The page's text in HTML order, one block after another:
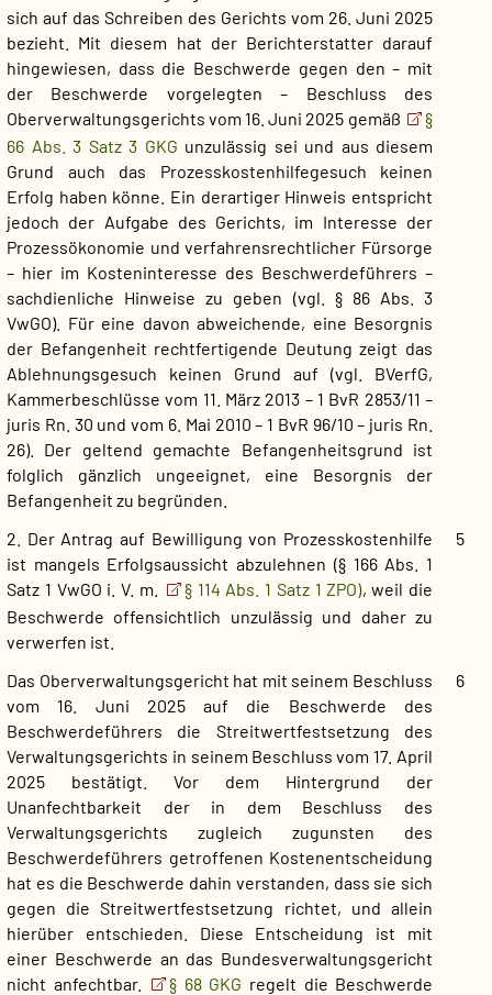
sich auf das Schreiben des Gerichts vom 26. Juni 2025
bezieht. Mit diesem hat der Berichterstatter darauf
hingewiesen, dass die Beschwerde gegen den – mit
der Beschwerde vorgelegten – Beschluss des
Oberverwaltungsgerichts vom 16. Juni 2025 gemäß
§
66 Abs. 3 Satz 3 GKG unzulässig sei und aus diesem
Grund auch das Prozesskostenhilfegesuch keinen
Erfolg haben könne. Ein derartiger Hinweis entspricht
jedoch der Aufgabe des Gerichts, im Interesse der
Prozessökonomie und verfahrensrechtlicher Fürsorge
– hier im Kosteninteresse des Beschwerdeführers –
sachdienliche Hinweise zu geben (vgl. § 86 Abs. 3
VwGO). Für eine davon abweichende, eine Besorgnis
der Befangenheit rechtfertigende Deutung zeigt das
Ablehnungsgesuch keinen Grund auf (vgl. BVerfG,
Kammerbeschlüsse vom 11. März 2013 – 1 BvR 2853/11 –
juris Rn. 30 und vom 6. Mai 2010 – 1 BvR 96/10 – juris Rn.
26). Der geltend gemachte Befangenheitsgrund ist
folglich gänzlich ungeeignet, eine Besorgnis der
Befangenheit zu begründen.
5
2. Der Antrag auf Bewilligung von Prozesskostenhilfe
ist mangels Erfolgsaussicht abzulehnen (§ 166 Abs. 1
Satz 1 VwGO i. V. m.
§ 114 Abs. 1 Satz 1 ZPO), weil die
Beschwerde offensichtlich unzulässig und daher zu
verwerfen ist.
6
Das Oberverwaltungsgericht hat mit seinem Beschluss
vom 16. Juni 2025 auf die Beschwerde des
Beschwerdeführers die Streitwertfestsetzung des
Verwaltungsgerichts in seinem Beschluss vom 17. April
2025 bestätigt. Vor dem Hintergrund der
Unanfechtbarkeit der in dem Beschluss des
Verwaltungsgerichts zugleich zugunsten des
Beschwerdeführers getroffenen Kostenentscheidung
hat es die Beschwerde dahin verstanden, dass sie sich
gegen die Streitwertfestsetzung richtet, und allein
hierüber entschieden. Diese Entscheidung ist mit
einer Beschwerde an das Bundesverwaltungsgericht
nicht anfechtbar.
§ 68 GKG regelt die Beschwerde